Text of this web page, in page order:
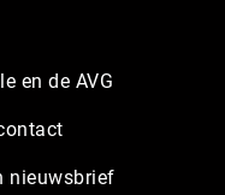
en de AVG
nieuwsbrief